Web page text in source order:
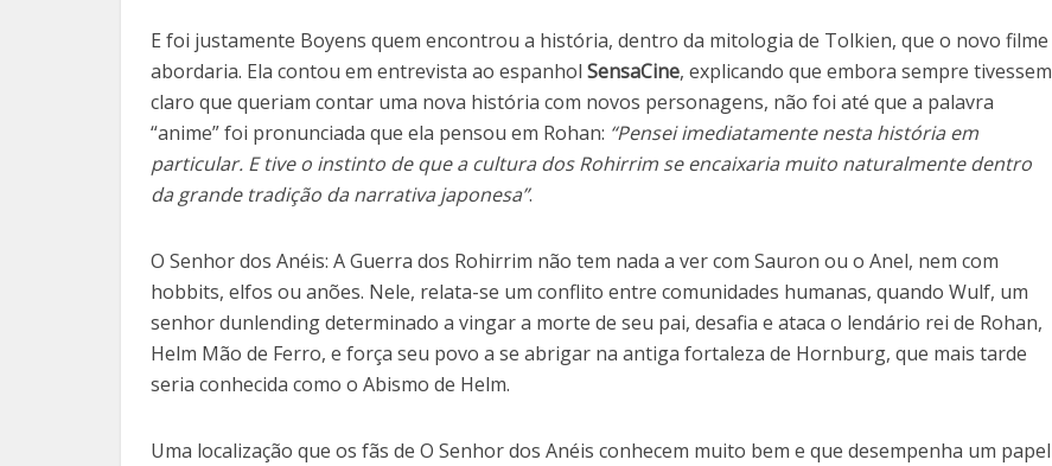
E foi justamente Boyens quem encontrou a história, dentro da mitologia de Tolkien, que o novo filme
abordaria. Ela contou em entrevista ao espanhol SensaCine, explicando que embora sempre tivessem
claro que queriam contar uma nova história com novos personagens, não foi até que a palavra
“anime” foi pronunciada que ela pensou em Rohan: “Pensei imediatamente nesta história em
particular. E tive o instinto de que a cultura dos Rohirrim se encaixaria muito naturalmente dentro
da grande tradição da narrativa japonesa”.
O Senhor dos Anéis: A Guerra dos Rohirrim não tem nada a ver com Sauron ou o Anel, nem com
hobbits, elfos ou anões. Nele, relata-se um conflito entre comunidades humanas, quando Wulf, um
senhor dunlending determinado a vingar a morte de seu pai, desafia e ataca o lendário rei de Rohan,
Helm Mão de Ferro, e força seu povo a se abrigar na antiga fortaleza de Hornburg, que mais tarde
seria conhecida como o Abismo de Helm.
Uma localização que os fãs de O Senhor dos Anéis conhecem muito bem e que desempenha um papel